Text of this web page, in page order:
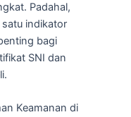
Padahal,
indikator
bagi
SNI dan
Keamanan di